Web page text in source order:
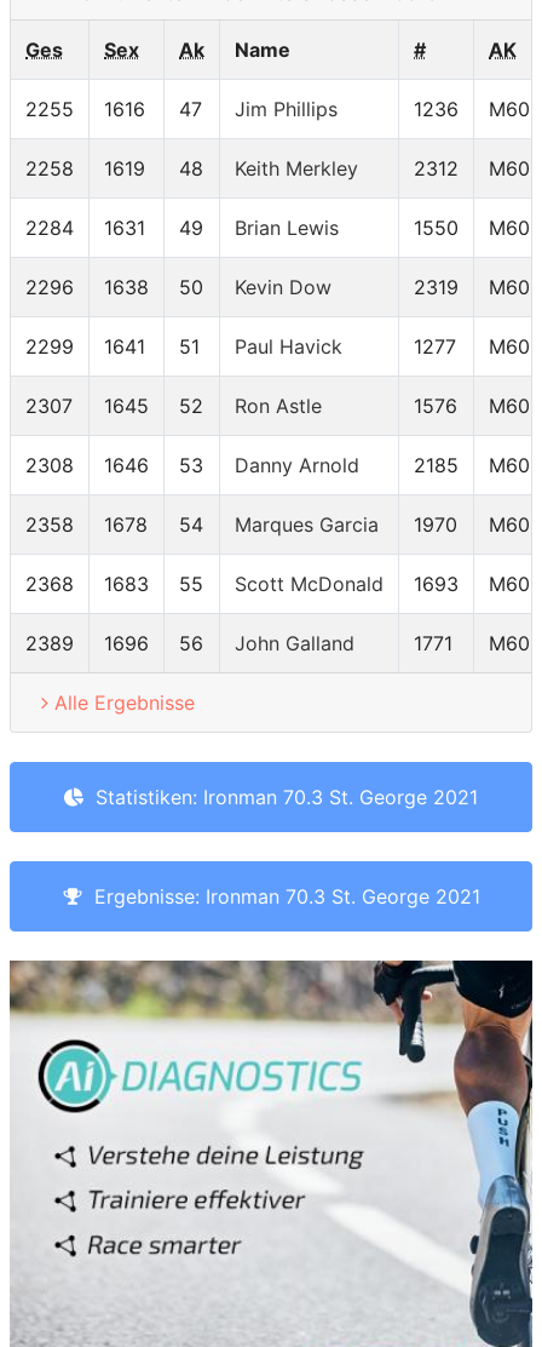
Ges Sex Ak Name # AK
2255 1616 47 Jim Phillips 1236
2258 1619 48 Keith Merkley 2312
2284 1631 49 Brian Lewis 1550
2296 1638 50 Kevin Dow 2319
2299 1641 51 Paul Havick 1277
2307 1645 52 Ron Astle 1576
2308 1646 53 Danny Arnold 2185
2358 1678 54 Marques Garcia 1970
2368 1683 55 Scott McDonald 1693
2389 1696 56 John Galland 1771
Alle Ergebnisse
Statistiken: Ironman 70.3 St. George 2021
Ergebnisse: Ironman 70.3 St. George 2021